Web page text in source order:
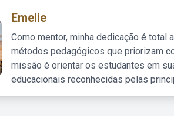
Emelie
Como mentor, minha dedicação é
métodos pedagógicos que priorizam
missão é orientar os estudantes em
educacionais reconhecidas pelas